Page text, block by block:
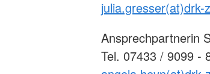
julia.gresser(at)drk-
Ansprechpartnerin
Tel. 07433 / 9099 -